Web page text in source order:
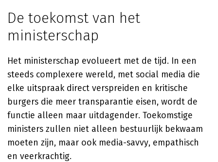
De toekomst van het
ministerschap
Het ministerschap evolueert met de tijd. In een
steeds complexere wereld, met social media die
elke uitspraak direct verspreiden en kritische
burgers die meer transparantie eisen, wordt de
functie alleen maar uitdagender. Toekomstige
ministers zullen niet alleen bestuurlijk bekwaam
moeten zijn, maar ook media-savvy, empathisch
en veerkrachtig.